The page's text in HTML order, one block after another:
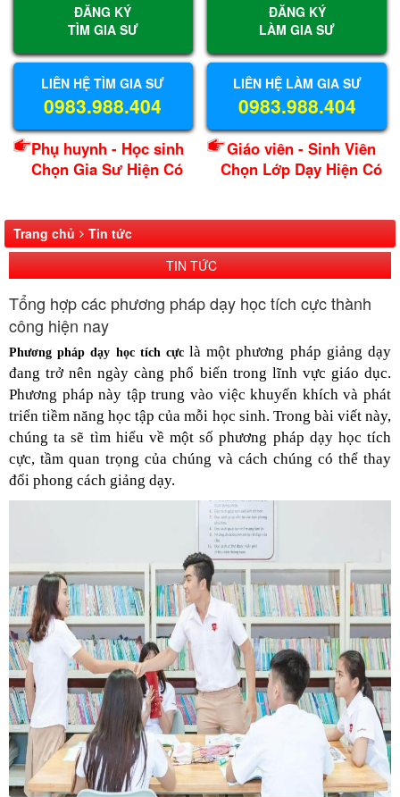
ĐĂNG KÝ
TÌM GIA SƯ
LIÊN HỆ TÌM GIA SƯ
0983.988.404
Phụ huynh - Học sinh
Chọn Gia Sư Hiện Có
ĐĂNG KÝ
LÀM GIA SƯ
LIÊN HỆ LÀM GIA SƯ
0983.988.404
Giáo viên - Sinh Viên
Chọn Lớp Dạy Hiện Có
Trang chủ
Tin tức
TIN TỨC
Tổng hợp các phương pháp dạy học tích cực thành
công hiện nay
Phương pháp dạy học tích cựclà một phương pháp giảng dạy
đang trở nên ngày càng phổ biến trong lĩnh vực giáo dục.
Phương pháp này tập trung vào việc khuyến khích và phát
triển tiềm năng học tập của mỗi học sinh. Trong bài viết này,
chúng ta sẽ tìm hiểu về một số phương pháp dạy học tích
cực, tầm quan trọng của chúng và cách chúng có thể thay
đổi phong cách giảng dạy.